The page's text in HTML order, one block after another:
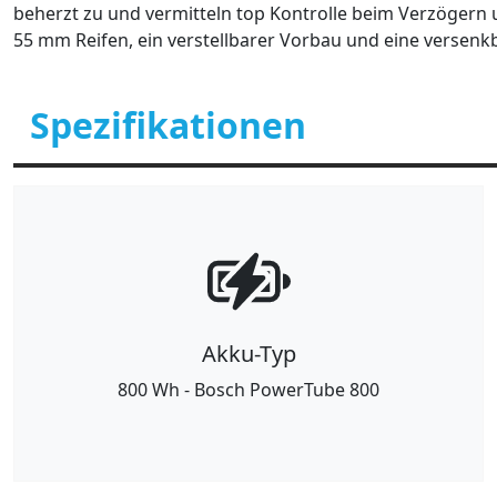
beherzt zu und vermitteln top Kontrolle beim Verzögern
55 mm Reifen, ein verstellbarer Vorbau und eine
Spezifikationen
Akku-Typ
800 Wh - Bosch PowerTube 800